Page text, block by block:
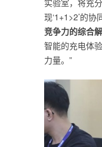
实验室，将充
现‘1+1>2’的
竞争力的综合
智能的充电体
力量。”